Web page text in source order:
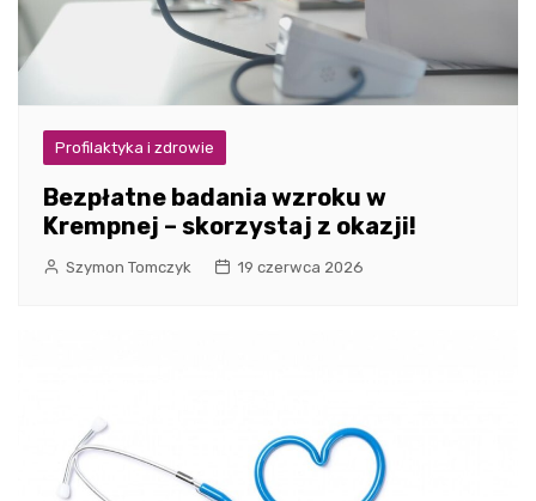
Profilaktyka i zdrowie
Bezpłatne badania wzroku w
Krempnej – skorzystaj z okazji!
Szymon Tomczyk 19 czerwca 2026